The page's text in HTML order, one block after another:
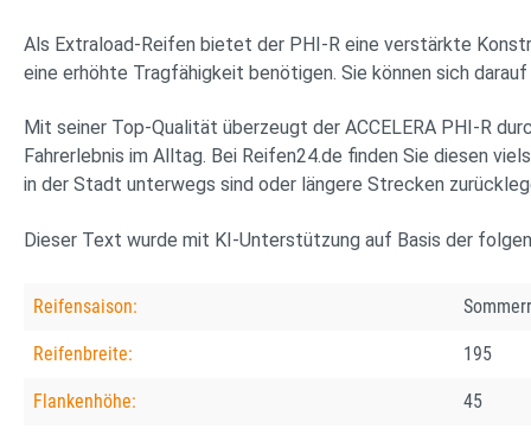
Als Extraload-Reifen bietet der PHI-R eine verstärkte
eine erhöhte Tragfähigkeit benötigen. Sie können sich
Mit seiner Top-Qualität überzeugt der ACCELERA PHI-R
Fahrerlebnis im Alltag. Bei Reifen24.de finden Sie diesen
in der Stadt unterwegs sind oder längere Strecken
Dieser Text wurde mit KI-Unterstützung auf Basis der
Reifensaison:
Reifenbreite: 195
Flankenhöhe: 45